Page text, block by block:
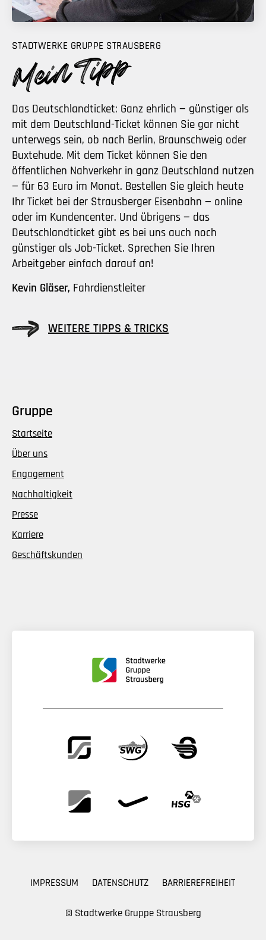
STADTWERKE GRUPPE STRAUSBERG
Das Deutschlandticket: Ganz ehrlich — günstiger als
mit dem Deutschland-Ticket können Sie gar nicht
unterwegs sein, ob nach Berlin, Braunschweig oder
Buxtehude. Mit dem Ticket können Sie den
öffentlichen Nahverkehr in ganz Deutschland nutzen
— für 63 Euro im Monat. Bestellen Sie gleich heute
Ihr Ticket bei der Strausberger Eisenbahn — online
oder im Kundencenter. Und übrigens — das
Deutschlandticket gibt es bei uns auch noch
günstiger als Job-Ticket. Sprechen Sie Ihren
Arbeitgeber einfach darauf an!
Kevin Gläser, Fahrdienstleiter
WEITERE TIPPS & TRICKS
Gruppe
Startseite
Über uns
Engagement
Nachhaltigkeit
Presse
Karriere
Geschäftskunden
© Stadtwerke Gruppe Strausberg
IMPRESSUM DATENSCHUTZ BARRIEREFREIHEIT